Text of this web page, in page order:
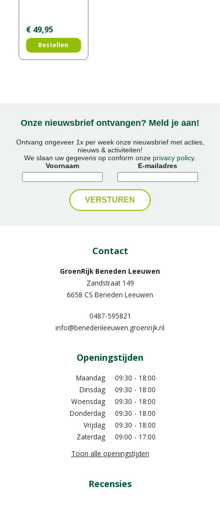
€ 49,95
Bestellen
Onze nieuwsbrief ontvangen? Meld je aan!
Ontvang ongeveer 1x per week onze nieuwsbrief met acties,
nieuws & activiteiten!
We slaan uw gegevens op conform onze privacy policy.
Voornaam
E-mailadres
Contact
GroenRijk Beneden Leeuwen​
Zandstraat 149
6658 CS Beneden Leeuwen
0487-595821
info@benedenleeuwen.groenrijk.nl
Openingstijden
Maandag
09:30 - 18:00
Dinsdag
09:30 - 18:00
Woensdag
09:30 - 18:00
Donderdag
09:30 - 18:00
Vrijdag
09:30 - 18:00
Zaterdag
09:00 - 17:00
Toon alle openingstijden
Recensies